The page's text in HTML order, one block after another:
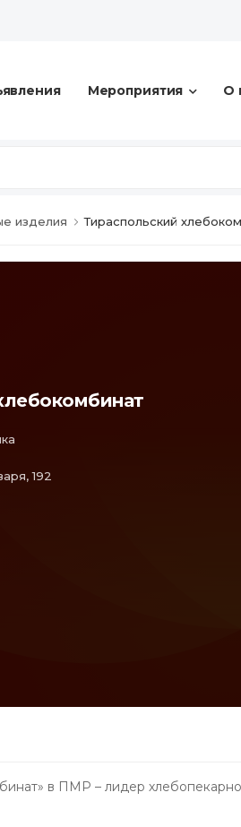
Мероприятия О
изделия Тираспольский
192
в ПМР – лидер